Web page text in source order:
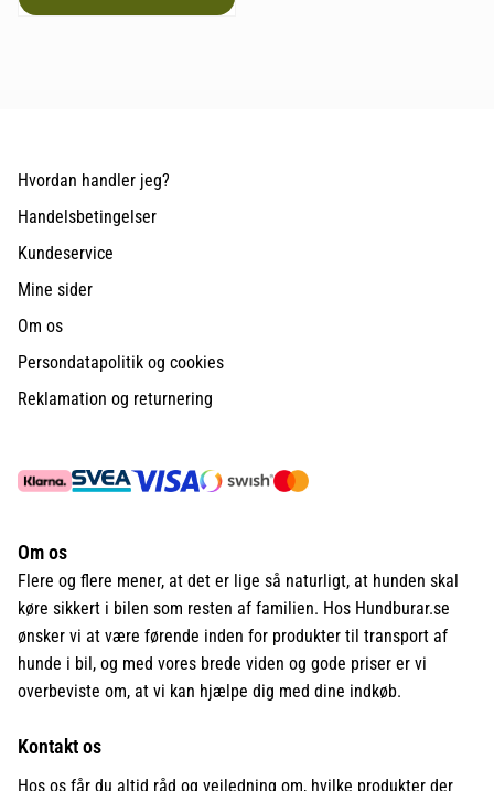
Hvordan handler jeg?
Handelsbetingelser
Kundeservice
Mine sider
Om os
Persondatapolitik og cookies
Reklamation og returnering
Om os
Flere og flere mener, at det er lige så naturligt, at hunden skal
køre sikkert i bilen som resten af familien. Hos Hundburar.se
ønsker vi at være førende inden for produkter til transport af
hunde i bil, og med vores brede viden og gode priser er vi
overbeviste om, at vi kan hjælpe dig med dine indkøb.
Kontakt os
Hos os får du altid råd og vejledning om, hvilke produkter der